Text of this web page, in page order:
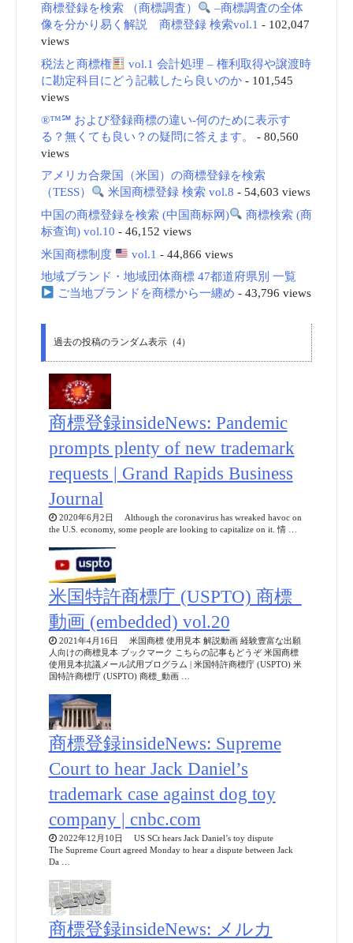
商標登録を検索 （商標調査）
–商標調査の全体
像を分かり易く解説 商標登録 検索vol.1 - 102,047
views
税法と商標権
vol.1 会計処理 – 権利取得や譲渡時
に勘定科目にどう記載したら良いのか- 101,545
views
®™℠ および登録商標の違い-何のために表示す
る？無くても良い？の疑問に答えます。
- 80,560
views
アメリカ合衆国（米国）の商標登録を検索
（TESS）
米国商標登録 検索 vol.8 - 54,603 views
中国の商標登録を検索 (中国商标网)
商標検索 (商
标查询) vol.10 - 46,152 views
米国商標制度
vol.1 - 44,866 views
地域ブランド・地域団体商標 47都道府県別 一覧
ご当地ブランドを商標から一纏め - 43,796 views
過去の投稿のランダム表示（4）
商標登録insideNews: Pandemic
prompts plenty of new trademark
requests | Grand Rapids Business
Journal
2020年6月2日 Although the coronavirus has wreaked havoc on
the U.S. economy, some people are looking to capitalize on it. 情 …
米国特許商標庁 (USPTO) 商標_
動画 (embedded) vol.20
2021年4月16日 米国商標 使用見本 解説動画 経験豊富な出願
人向けの商標見本 ブックマーク こちらの記事もどうぞ 米国商標
使用見本抗議メール試用プログラム | 米国特許商標庁 (USPTO) 米
国特許商標庁 (USPTO) 商標_動画 …
商標登録insideNews: Supreme
Court to hear Jack Daniel’s
trademark case against dog toy
company | cnbc.com
2022年12月10日 US SCt hears Jack Daniel’s toy dispute
The Supreme Court agreed Monday to hear a dispute between Jack
Da …
商標登録insideNews: メルカ